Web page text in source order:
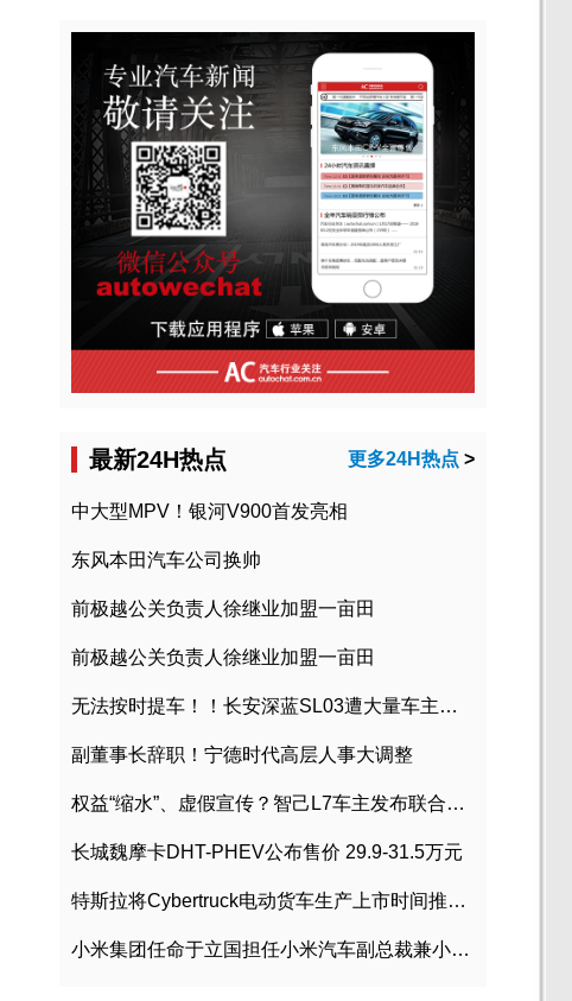
最新24H热点 更多24H热点 >
中大型MPV！银河V900首发亮相
东风本田汽车公司换帅
前极越公关负责人徐继业加盟一亩田
前极越公关负责人徐继业加盟一亩田
无法按时提车！！长安深蓝SL03遭大量车主投诉
副董事长辞职！宁德时代高层人事大调整
权益“缩水”、虚假宣传？智己L7车主发布联合维权声明
长城魏摩卡DHT-PHEV公布售价 29.9-31.5万元
特斯拉将Cybertruck电动货车生产上市时间推迟到2023年初
小米集团任命于立国担任小米汽车副总裁兼小米汽车北京总部政委